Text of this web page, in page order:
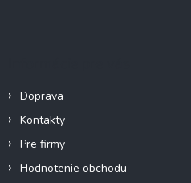
Doprava
Kontakty
Pre firmy
Hodnotenie obchodu